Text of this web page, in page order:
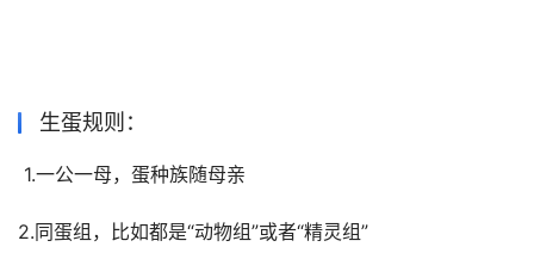
生蛋规则：
1.一公一母，蛋种族随母亲
2.同蛋组，比如都是“动物组”或者“精灵组”